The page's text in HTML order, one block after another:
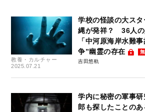
教養・カルチャー
2025.07.21
学校の怪談の大ス
縄が発祥？ 36人の
「中河原海岸水難
争”幽霊の存在
吉田悠軌
学内に秘密の軍事
郎も探したことの